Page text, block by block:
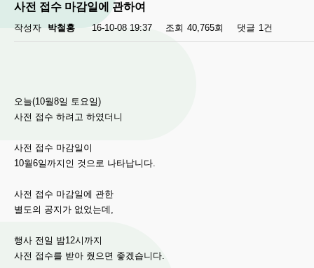
사전 접수 마감일에 관하여
작성자 박철홍 16-10-08 19:37 조회 40,765회 댓글 1건
오늘(10월8일 토요일)
사전 접수 하려고 하였더니
사전 접수 마감일이
10월6일까지인 것으로 나타납니다.
사전 접수 마감일에 관한
별도의 공지가 없었는데,
행사 전일 밤12시까지
사전 접수를 받아 줬으면 좋겠습니다.